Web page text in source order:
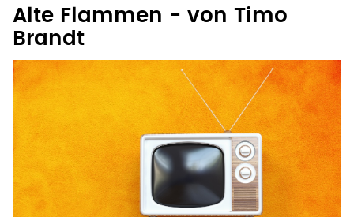
Alte Flammen - von Timo
Brandt